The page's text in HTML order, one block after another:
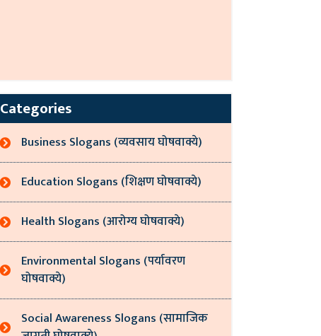
Categories
Business Slogans (व्यवसाय घोषवाक्ये)
Education Slogans (शिक्षण घोषवाक्ये)
Health Slogans (आरोग्य घोषवाक्ये)
Environmental Slogans (पर्यावरण
घोषवाक्ये)
Social Awareness Slogans (सामाजिक